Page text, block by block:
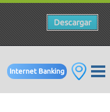
Descargar
Internet Banking